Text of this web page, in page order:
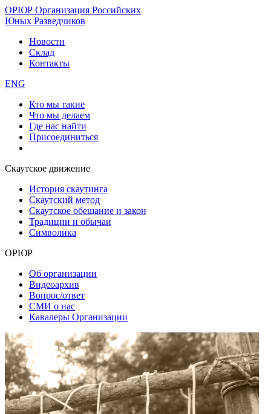
ОРЮР Организация Российских
Юных Разведчиков
Новости
Склад
Контакты
ENG
Кто мы такие
Что мы делаем
Где нас найти
Присоединиться
Скаутское движение
История скаутинга
Скаутский метод
Скаутское обещание и закон
Традиции и обычаи
Символика
ОРЮР
Об организации
Видеоархив
Вопрос/ответ
СМИ о нас
Кавалеры Организации